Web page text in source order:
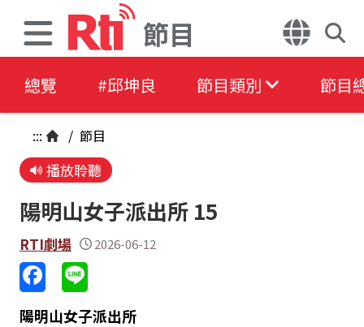
節目
總覽 #邱坤良 節目類別 節目
::: / 節目
播放聆聽
陽明山女子派出所 15
RTI劇場 2026-06-12
陽明山女子派出所